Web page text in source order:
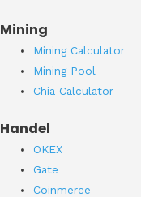
Mining
Mining Calculator
Mining Pool
Chia Calculator
Handel
OKEX
Gate
Coinmerce